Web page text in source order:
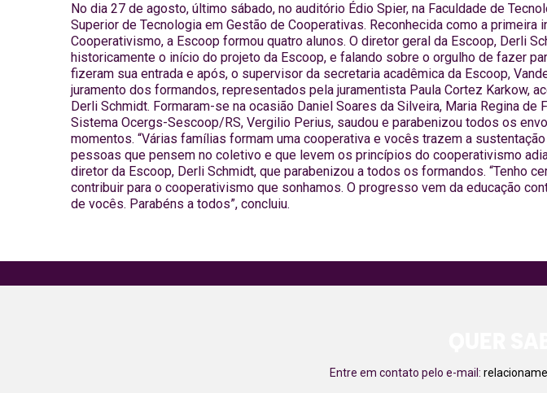
No dia 27 de agosto, último sábado, no auditório Édio Spier, na Faculdade de
Superior de Tecnologia em Gestão de Cooperativas. Reconhecida como a
Cooperativismo, a Escoop formou quatro alunos. O diretor geral da Escoop, Derli
historicamente o início do projeto da Escoop, e falando sobre o orgulho de fazer
fizeram sua entrada e após, o supervisor da secretaria acadêmica da Escoop,
juramento dos formandos, representados pela juramentista Paula Cortez Karkow,
Derli Schmidt. Formaram-se na ocasião Daniel Soares da Silveira, Maria Regina
Sistema Ocergs-Sescoop/RS, Vergilio Perius, saudou e parabenizou todos os
momentos. “Várias famílias formam uma cooperativa e vocês trazem a
pessoas que pensem no coletivo e que levem os princípios do cooperativismo
diretor da Escoop, Derli Schmidt, que parabenizou a todos os formandos. “Tenho
contribuir para o cooperativismo que sonhamos. O progresso vem da educação
de vocês. Parabéns a todos”, concluiu.
Entre em contato pelo e-mail: